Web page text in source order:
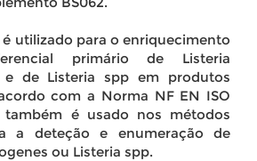
utilizado para o enriquecimento
primário de Listeria
e de Listeria spp em produtos
com a Norma NF EN ISO
também é usado nos métodos
a deteção e enumeração de
ou Listeria spp.